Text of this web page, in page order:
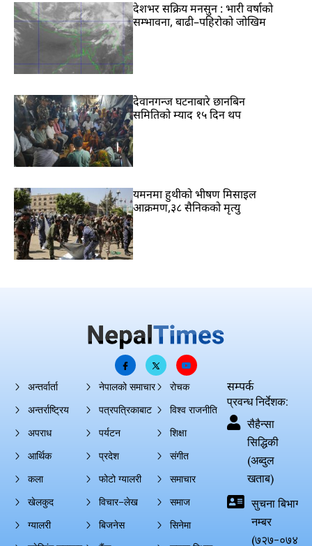
देशभर सक्रिय मनसुन : भारी वर्षाको
सम्भावना, बाढी–पहिरोको जोखिम
देवानगन्ज घटनाबारे छानबिन
समितिको म्याद १५ दिन थप
यमनमा हुथीको भीषण मिसाइल
आक्रमण,३८ सैनिकको मृत्यु
अन्तर्वार्ता
अन्तर्राष्ट्रिय
अपराध
आर्थिक
कला
खेलकुद
ग्यालरी
नेपालको समाचार
पत्रपत्रिकाबाट
पर्यटन
प्रदेश
फोटो ग्यालरी
विचार–लेख
बिजनेस
रोचक
विश्व राजनीति
शिक्षा
संगीत
समाचार
समाज
सिनेमा
सम्पर्क
प्रवन्ध निर्देशक:
सैहैन्सा
सिद्धिकी
(अब्दुल
खताब)
सुचना बिभाग
नम्बर
(७२७-०७४-